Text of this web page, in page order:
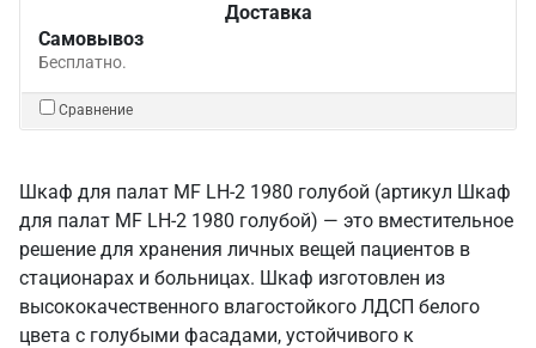
Доставка
Самовывоз
Бесплатно.
Сравнение
Шкаф для палат MF LH-2 1980 голубой (артикул Шкаф
для палат MF LH-2 1980 голубой) — это вместительное
решение для хранения личных вещей пациентов в
стационарах и больницах. Шкаф изготовлен из
высококачественного влагостойкого ЛДСП белого
цвета с голубыми фасадами, устойчивого к